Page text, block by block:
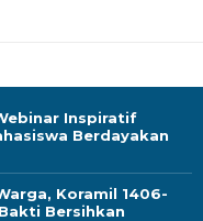
Inspiratif
Berdayakan
Koramil 1406-
Bersihkan